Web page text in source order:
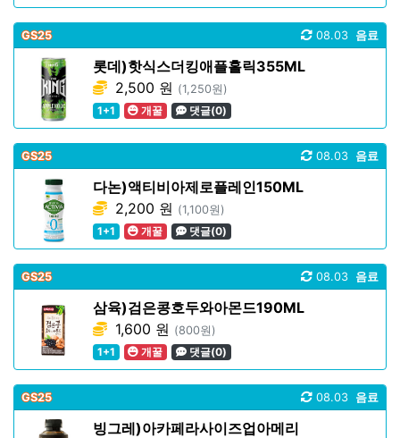
GS25 음료
08.03
롯데)핫식스더킹애플홀릭355ML
2,500 원 (1,250원)
1+1
개꿀 댓글(0)
GS25 음료
08.03
다논)액티비아제로플레인150ML
2,200 원 (1,100원)
1+1
개꿀 댓글(0)
GS25 음료
08.03
삼육)검은콩호두와아몬드190ML
1,600 원 (800원)
1+1
개꿀 댓글(0)
GS25 음료
08.03
빙그레)아카페라사이즈업아메리